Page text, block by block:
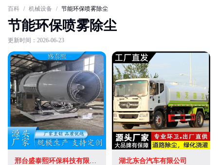
百科 / 机械设备 / 节能环保喷雾除尘
节能环保喷雾除尘
更新时间：2026-06-23
邢台盛泰熙环保科技有限公司 湖北东合汽车有限公司